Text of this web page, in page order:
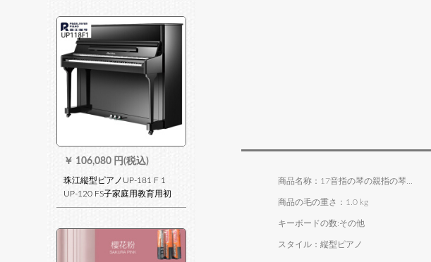
￥ 106,080 円(税込)
珠江縦型ピアノUP-181 F 1
UP-120 FS子家庭用教育用初
心者アタッチメントドットコ
商品の毛の重さ：1.0 kg
キーボードの数:その他
スタイル：縦型ピアノ